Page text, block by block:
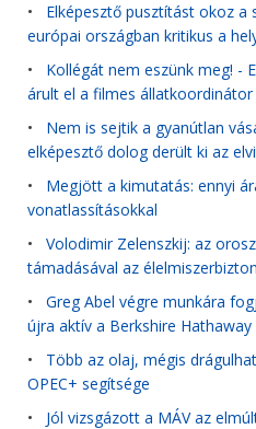
• Elképesztő pusztítást okoz a
európai országban kritikus a
• Kollégát nem eszünk meg! -
árult el a filmes állatkoordinátor
• Nem is sejtik a gyanútlan
elképesztő dolog derült ki az
• Megjött a kimutatás: ennyi
vonatlassításokkal
• Volodimir Zelenszkij: az
támadásával az
• Greg Abel végre munkára
újra aktív a Berkshire Hathaway
• Több az olaj, mégis
OPEC+ segítsége
• Jól vizsgázott a MÁV az